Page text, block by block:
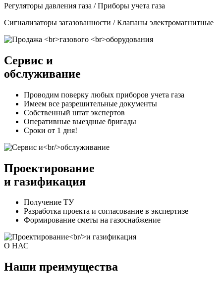
Регуляторы давления газа / Приборы учета газа
Сигнализаторы загазованности / Клапаны электромагнитные
Сервис и
обслуживание
Проводим поверку любых приборов учета газа
Имеем все разрешительные документы
Собственный штат экспертов
Оперативные выездные бригады
Сроки от 1 дня!
Проектирование
и газификация
Получение ТУ
Разработка проекта и согласование в экспертизе
Формирование сметы на газоснабжение
О НАС
Наши преимущества